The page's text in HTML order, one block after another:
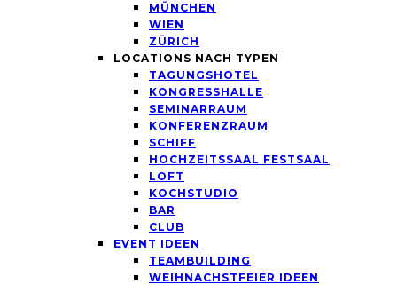
MÜNCHEN
WIEN
ZÜRICH
LOCATIONS NACH TYPEN
TAGUNGSHOTEL
KONGRESSHALLE
SEMINARRAUM
KONFERENZRAUM
SCHIFF
HOCHZEITSSAAL FESTSAAL
LOFT
KOCHSTUDIO
BAR
CLUB
EVENT IDEEN
TEAMBUILDING
WEIHNACHSTFEIER IDEEN